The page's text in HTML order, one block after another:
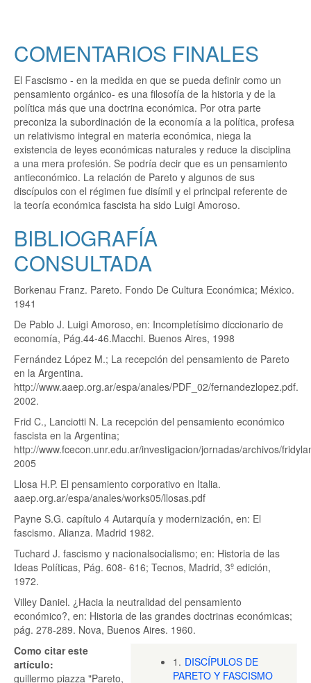
COMENTARIOS FINALES
El Fascismo - en la medida en que se pueda definir como un
pensamiento orgánico- es una filosofía de la historia y de la
política más que una doctrina económica. Por otra parte
preconiza la subordinación de la economía a la política, profesa
un relativismo integral en materia económica, niega la
existencia de leyes económicas naturales y reduce la disciplina
a una mera profesión. Se podría decir que es un pensamiento
antieconómico. La relación de Pareto y algunos de sus
discípulos con el régimen fue disímil y el principal referente de
la teoría económica fascista ha sido Luigi Amoroso.
BIBLIOGRAFÍA
CONSULTADA
Borkenau Franz. Pareto. Fondo De Cultura Económica; México.
1941
De Pablo J. Luigi Amoroso, en: Incompletísimo diccionario de
economía, Pág.44-46.Macchi. Buenos Aires, 1998
Fernández López M.; La recepción del pensamiento de Pareto
en la Argentina.
http://www.aaep.org.ar/espa/anales/PDF_02/fernandezlopez.pdf.
2002.
Frid C., Lanciotti N. La recepción del pensamiento económico
fascista en la Argentina;
http://www.fcecon.unr.edu.ar/investigacion/jornadas/archivos/
2005
Llosa H.P. El pensamiento corporativo en Italia.
aaep.org.ar/espa/anales/works05/llosas.pdf
Payne S.G. capítulo 4 Autarquía y modernización, en: El
fascismo. Alianza. Madrid 1982.
Tuchard J. fascismo y nacionalsocialismo; en: Historia de las
Ideas Políticas, Pág. 608- 616; Tecnos, Madrid, 3º edición,
1972.
Villey Daniel. ¿Hacia la neutralidad del pensamiento
económico?, en: Historia de las grandes doctrinas económicas;
pág. 278-289. Nova, Buenos Aires. 1960.
1. DISCÍPULOS DE
PARETO Y FASCISMO
Como citar este
artículo:
guillermo piazza "Pareto,